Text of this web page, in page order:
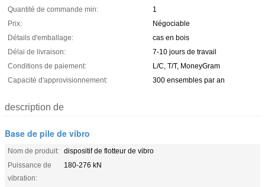
Quantité de commande min:
1
Prix:
Négociable
Détails d'emballage:
cas en bois
Délai de livraison:
7-10 jours de travail
Conditions de paiement:
L/C, T/T, MoneyGram
Capacité d'approvisionnement:
300 ensembles par an
description de
Base de pile de vibro
Nom de produit: dispositif de flotteur de vibro
Puissance de
vibration:
180-276 kN